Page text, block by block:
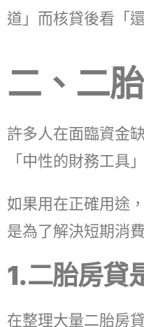
道」而核貸後看「
二、二
許多人在面臨資金
「中性的財務工具
如果用在正確用途
是為了解決短期消
1.二胎房貸
在整理大量二胎房